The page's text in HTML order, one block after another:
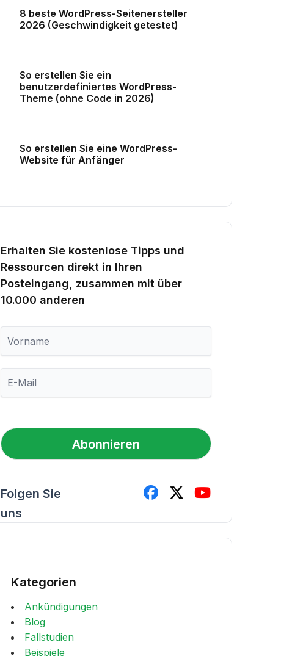
8 beste WordPress-Seitenersteller
2026 (Geschwindigkeit getestet)
So erstellen Sie ein
benutzerdefiniertes WordPress-
Theme (ohne Code in 2026)
So erstellen Sie eine WordPress-
Website für Anfänger
Erhalten Sie kostenlose Tipps und
Ressourcen direkt in Ihren
Posteingang, zusammen mit über
10.000 anderen
r
n
M
l
*
Abonnieren
Folgen Sie
uns
Kategorien
Ankündigungen
Blog
Fallstudien
Beispiele